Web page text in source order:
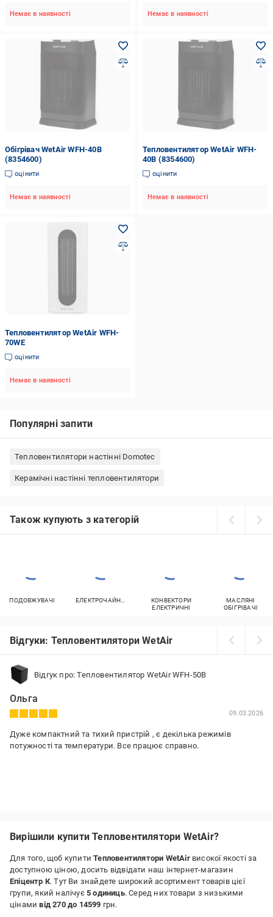
Немає в наявності Немає в наявності
Обігрівач WetAir WFH-40B
(8354600)
оцінити
Немає в наявності
Тепловентилятор WetAir WFH-
40B (8354600)
оцінити
Немає в наявності
Тепловентилятор WetAir WFH-
70WE
оцінити
Немає в наявності
Популярні запити
Тепловентилятори настінні Domotec
Керамічні настінні тепловентилятори
Також купують з категорій
ПОДОВЖУВАЧІ
КОНВЕКТОРИ
ЕЛЕКТРИЧНІ
МАСЛЯНІ
ОБІГРІВАЧІ
Відгуки: Тепловентилятори WetAir
Відгук про: Тепловентилятор WetAir WFH-50B
Ольга
09.03.2026
Дуже компактний та тихий пристрій , є декілька режимів
потужності та температури. Все працює справно.
Вирішили купити Тепловентилятори WetAir?
Для того, щоб купитиТепловентилятори WetAirвисокої якості за
доступною ціною, досить відвідати наш інтернет-магазин
Епіцентр К. Тут Ви знайдете широкий асортимент товарів цієї
групи, який налічує 5 одиниць. Серед них товари з низькими
цінамивід 270 до 14599 грн.